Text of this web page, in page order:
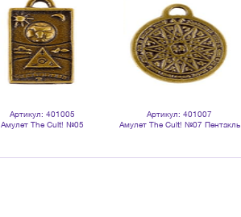
Артикул: 401005
Амулет The Cult! №05
Артикул: 401007
Амулет The Cult! №07 Пентакль